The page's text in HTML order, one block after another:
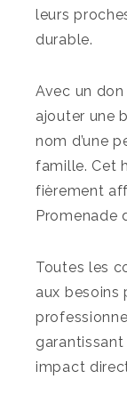
leurs
durable.
Avec un
ajouter une
nom d’une
famille. Cet
fièrement
Promenade
Toutes les
aux besoins
impact